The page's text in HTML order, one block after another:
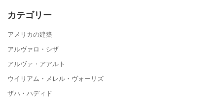
カテゴリー
アメリカの建築
アルヴァロ・シザ
アルヴァ・アアルト
ウイリアム・メレル・ヴォーリズ
ザハ・ハディド